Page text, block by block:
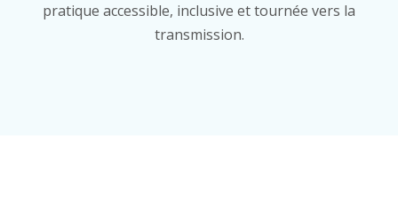
pratique accessible, inclusive et tournée vers la
transmission.